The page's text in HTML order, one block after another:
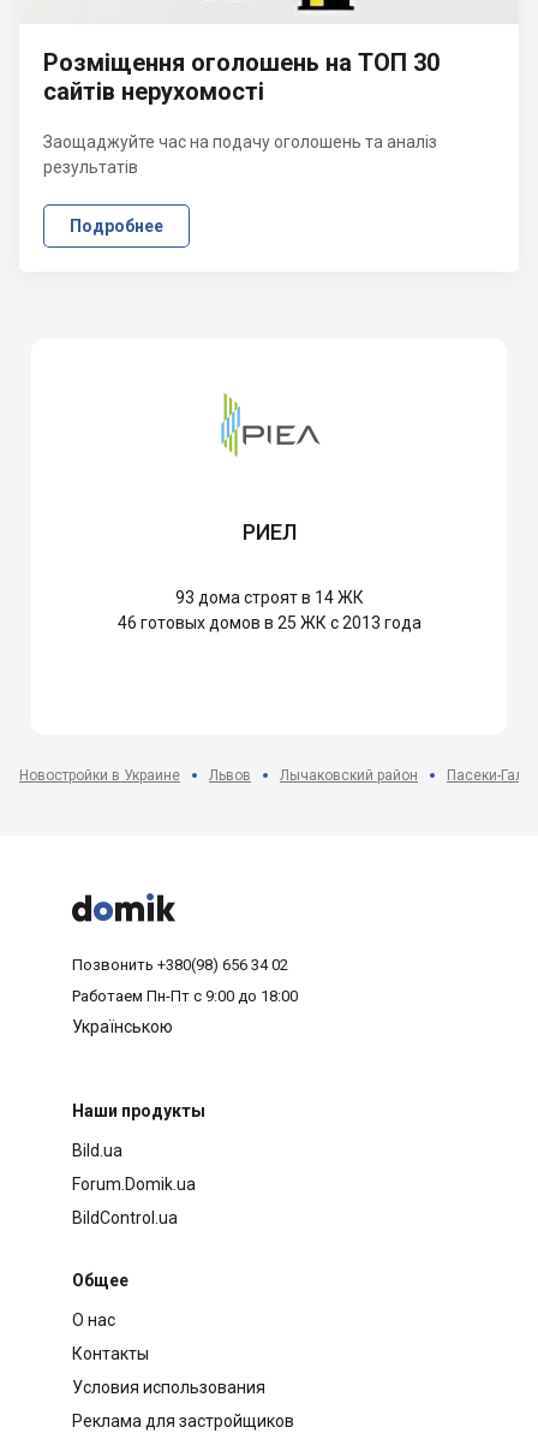
Розміщення оголошень на ТОП 30
сайтів нерухомості
Заощаджуйте час на подачу оголошень та аналіз
результатів
Подробнее
РИЕЛ
93 дома строят в 14 ЖК
46 готовых домов в 25 ЖК с 2013 года
Новостройки в Украине Львов Лычаковский район Пасеки-



Позвонить +380(98) 656 34 02
Работаем Пн-Пт с 9:00 до 18:00
Українською
Наши продукты
Bild.ua
Forum.Domik.ua
BildControl.ua
Общее
О нас
Контакты
Условия использования
Реклама для застройщиков